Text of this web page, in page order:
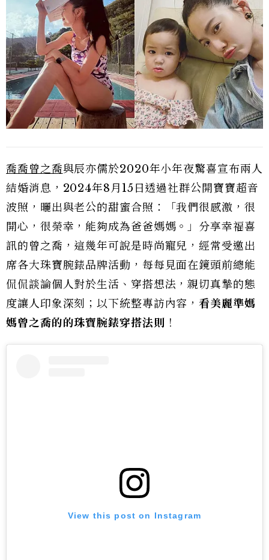
喬喬曾之喬與辰亦儒於2020年小年夜驚喜宣布兩人
結婚消息，2024年8月15日透過社群公開寶寶超音
波照，曬出與老公的甜蜜合照：「我們很感激，很
開心，很榮幸，能夠成為爸爸媽媽。」分享幸福喜
訊的曾之喬，這幾年可說是時尚寵兒，經常受邀出
席各大珠寶腕錶品牌活動，每每見面在鏡頭前總能
侃侃談論個人對於生活、穿搭想法，親切真摯的態
度讓人印象深刻；以下統整專訪內容，看美麗準媽
媽曾之喬的的珠寶腕錶穿搭法則 ！
View this post on Instagram